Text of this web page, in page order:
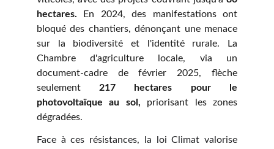
hectares.
En 2024, des manifestations ont
bloqué des chantiers, dénonçant une menace
sur la biodiversité et l'identité rurale. La
Chambre d'agriculture locale, via un
document-cadre de février 2025, flèche
seulement 217 hectares pour le
photovoltaïque au sol, priorisant les zones
dégradées.
Face à ces résistances, la loi Climat valorise